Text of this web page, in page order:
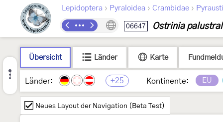
Lepidoptera › Pyraloidea › Crambidae ›
06647 Ostrinia
Übersicht Länder Karte
Länder: +25 Kontinente: EU
Neues Layout der Navigation (Beta Test)